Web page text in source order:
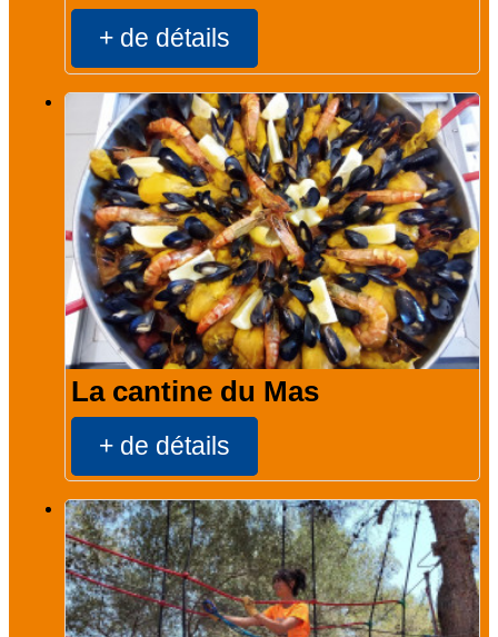
+ de détails
La cantine du Mas
+ de détails